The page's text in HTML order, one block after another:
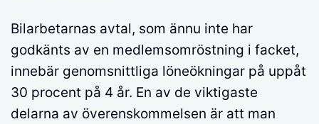
Bilarbetarnas avtal, som ännu inte har
godkänts av en medlemsomröstning i facket,
innebär genomsnittliga löneökningar på uppåt
30 procent på 4 år. En av de viktigaste
delarna av överenskommelsen är att man